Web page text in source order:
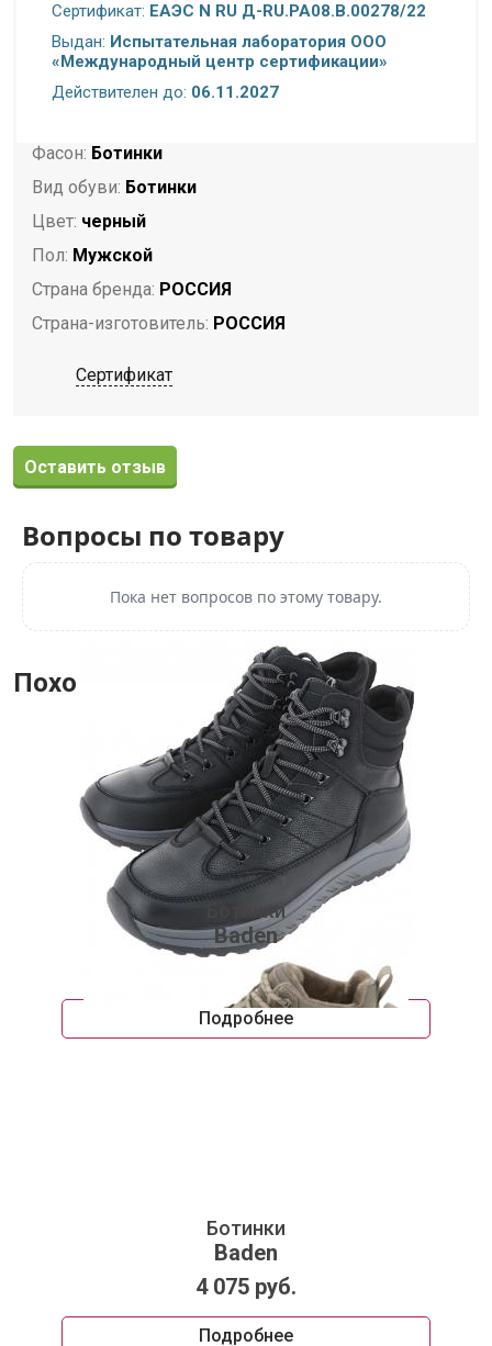
Полнота:Стандартная стопа
Торговая марка:Rooman
Назначение:Повседневная
Фасон: Ботинки
Вид обуви: Ботинки
Цвет: черный
Пол: Мужской
Страна бренда: РОССИЯ
Страна-изготовитель: РОССИЯ
Сертификат
Сертификат: ЕАЭС N RU Д-RU.РА08.В.00278/22
Выдан: Испытательная лаборатория ООО
«Международный центр сертификации»
Действителен до: 06.11.2027
Оставить отзыв
Вопросы по товару
Пока нет вопросов по этому товару.
Похожие товары
Ботинки
Baden
4 170 руб.
Подробнее
Ботинки
Baden
4 075 руб.
Подробнее